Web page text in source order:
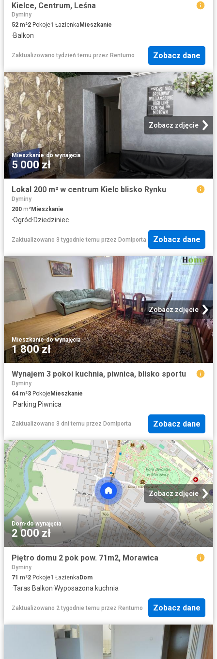
Kielce, Centrum, Leśna
Dyminy
52 m²2 Pokoje1 Łazienka Mieszkanie
·Balkon
Zaktualizowano tydzień temu przez Rentumo Zobacz dane
Zobacz zdjęcie
Mieszkanie·do wynajęcia
5 000 zł
Lokal 200 m² w centrum Kielc blisko Rynku
Dyminy
200 m²Mieszkanie
·Ogród·Dziedziniec
Zaktualizowano 3 tygodnie temu przez Domiporta Zobacz dane
Zobacz zdjęcie
Mieszkanie·do wynajęcia
1 800 zł
Wynajem 3 pokoi kuchnia, piwnica, blisko sportu
Dyminy
64 m²3 PokojeMieszkanie
·Parking·Piwnica
Zaktualizowano 3 dni temu przez Domiporta Zobacz dane
Zobacz zdjęcie
Dom·do wynajęcia
2 000 zł
Piętro domu 2 pok pow. 71m2, Morawica
Dyminy
71 m²2 Pokoje1 Łazienka Dom
·Taras·Balkon·Wyposażona kuchnia
Zaktualizowano 2 tygodnie temu przez Rentumo Zobacz dane